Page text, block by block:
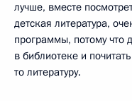
лучше, вместе
детская литература,
программы, потому что
в библиотеке и
то литературу.